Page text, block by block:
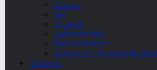
Turnen
Ski
Jugend
Leichtathletik
Stockschützen
Volleyball / Beachvolleyball
Termine